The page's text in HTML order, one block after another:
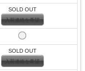
SOLD OUT
入荷連絡を希望
SOLD OUT
入荷連絡を希望